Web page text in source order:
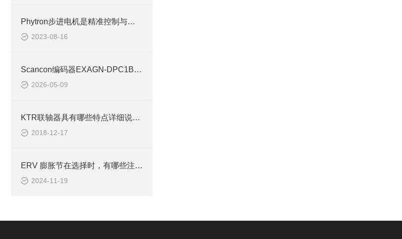
Phytron步进电机是精准控制与可靠性的结合
2023-08-16
Scancon编码器EXAGN-DPC1B-1213-H用于矿山提升机
2026-05-09
KTR联轴器具有哪些特点详细说明讨论
2018-12-17
ERV 膨胀节在选择时，有哪些注意事项
2024-11-19